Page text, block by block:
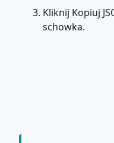
Kliknij Kopiuj
schowka.